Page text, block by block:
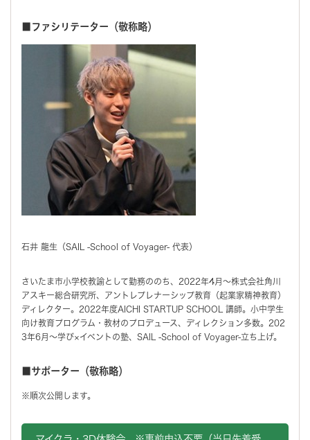
■ファシリテーター（敬称略）
石井 龍生（SAIL -School of Voyager- 代表）
さいたま市小学校教諭として勤務ののち、2022年4月～株式会社角川
アスキー総合研究所、アントレプレナーシップ教育（起業家精神教育）
ディレクター。2022年度AICHI STARTUP SCHOOL 講師。小中学生
向け教育プログラム・教材のプロデュース、ディレクション多数。202
3年6月～学び×イベントの塾、SAIL -School of Voyager-立ち上げ。
■サポーター（敬称略）
※順次公開します。